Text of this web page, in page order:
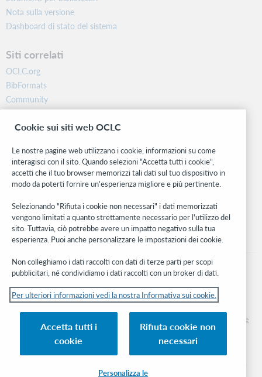
Nota sulla versione
Dashboard di stato del sistema
Siti correlati
OCLC.org
BibFormats
Community
Ricerca
WebJunction
Stay in the know.
Ricevi gli ultimi aggiornamenti di prodotti, ricerche, eventi e molto
altro direttamente nella tua casella di posta.
Subscribe now
© 2026 OCLC
Marchi e/o marchi di servizio nazionali e internazionali di OCLC, Inc. e delle sue
Informativa sui cookie Elenco e impostazioni dei cookie
Cookie sui siti web OCLC
Le nostre pagine web utilizzano i cookie, informazioni su come
interagisci con il sito. Quando selezioni "Accetta tutti i cookie",
accetti che il tuo browser memorizzi tali dati sul tuo dispositivo in
modo da poterti fornire un'esperienza migliore e più pertinente.
Selezionando "Rifiuta i cookie non necessari" i dati memorizzati
vengono limitati a quanto strettamente necessario per l'utilizzo del
sito. Tuttavia, ciò potrebbe avere un impatto negativo sulla tua
esperienza. Puoi anche personalizzare le impostazioni dei cookie.
Non colleghiamo i dati raccolti con dati di terze parti per scopi
pubblicitari, né condividiamo i dati raccolti con un broker di dati.
Per ulteriori informazioni vedi la nostra Informativa sui cookie.
Accetta tutti i
cookie
Rifiuta cookie non
necessari
Personalizza le